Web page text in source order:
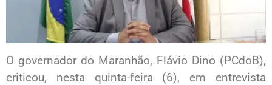
O governador do Maranhão, Flávio Dino (PCdoB),
criticou, nesta quinta-feira (6), em entrevista